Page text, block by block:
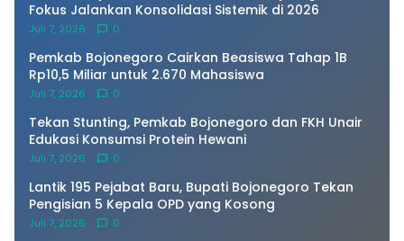
Fokus Jalankan Konsolidasi Sistemik di 2026
Juli 7, 2026 0
Pemkab Bojonegoro Cairkan Beasiswa Tahap 1B
Rp10,5 Miliar untuk 2.670 Mahasiswa
Juli 7, 2026 0
Tekan Stunting, Pemkab Bojonegoro dan FKH Unair
Edukasi Konsumsi Protein Hewani
Juli 7, 2026 0
Lantik 195 Pejabat Baru, Bupati Bojonegoro Tekan
Pengisian 5 Kepala OPD yang Kosong
Juli 7, 2026 0